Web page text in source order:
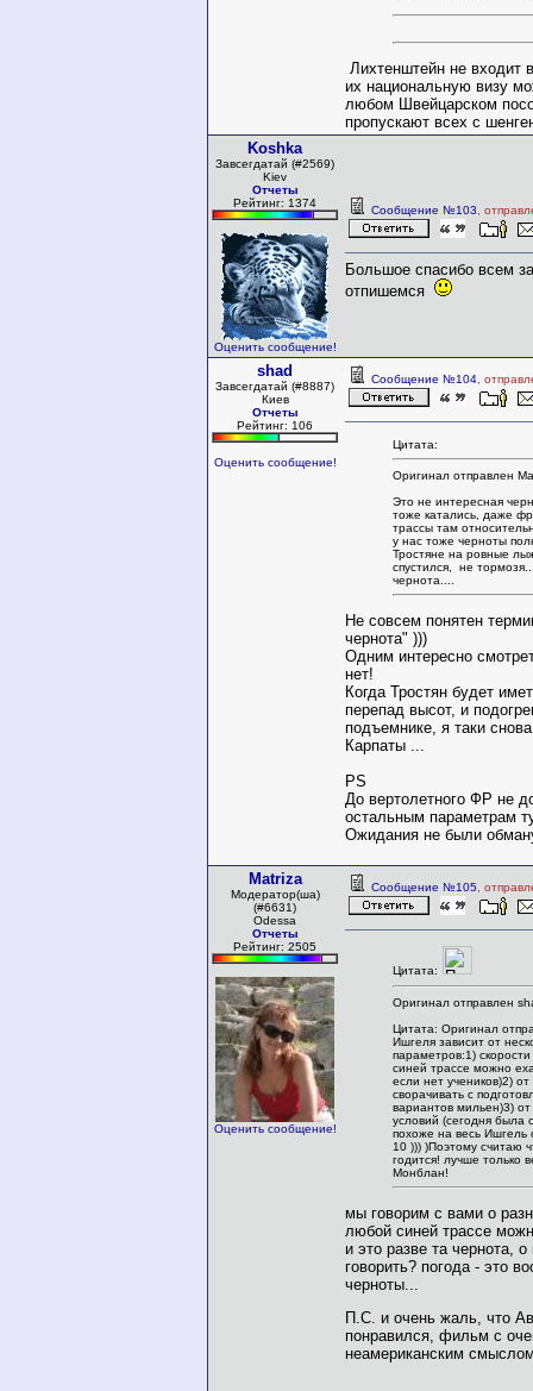
Лихтенштейн не входит
их национальную визу
любом Швейцарском
пропускают всех с
Koshka
Завсегдатай (#2569)
Kiev
Отчеты
Рейтинг: 1374
Оценить сообщение!
Сообщение №103 ,
Большое спасибо всем
отпишемся
shad
Завсегдатай (#8887)
Киев
Отчеты
Рейтинг: 106
Оценить сообщение!
Сообщение №104 ,
Цитата:
Оригинал отправлен
Это не интересная
тоже катались, даже
трассы там
у нас тоже черноты
Тростяне на ровные
спустился, не
чернота....
Не совсем понятен
чернота" )))
Одним интересно
нет!
Когда Тростян будет
перепад высот, и
подъемнике, я таки
Карпаты ...
PS
До вертолетного ФР не
остальным параметрам
Ожидания не были
Matriza
Модератор(ша)
(#6631)
Odessa
Отчеты
Рейтинг: 2505
Оценить сообщение!
Сообщение №105 ,
Цитата:
Оригинал отправлен
Цитата: Оригинал
Ишгеля зависит от
параметров:1)
синей трассе можно
если нет учеников)2) от
сворачивать с
вариантов мильен)3) от
условий (сегодня была
похоже на весь Ишгель
10 ))) )Поэтому считаю
годится! лучше только
Монблан!
мы говорим с вами о
любой синей трассе
и это разве та чернота, о
говорить? погода - это
черноты...
П.С. и очень жаль, что
понравился, фильм с
неамериканским